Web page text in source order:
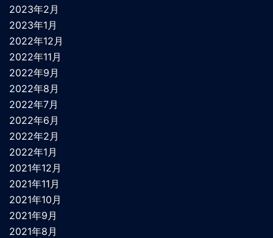
2023年2月
2023年1月
2022年12月
2022年11月
2022年9月
2022年8月
2022年7月
2022年6月
2022年2月
2022年1月
2021年12月
2021年11月
2021年10月
2021年9月
2021年8月